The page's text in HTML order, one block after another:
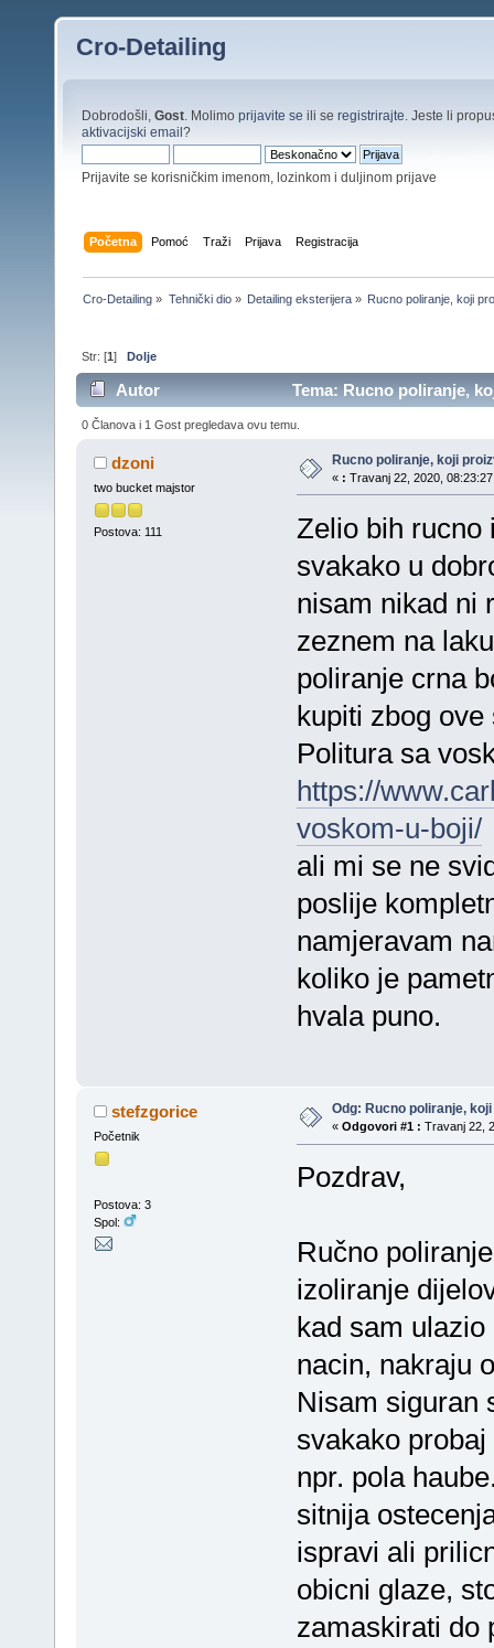
Cro-Detailing
Dobrodošli, Gost . Molimo prijavite se ili se registrirajte . Jeste li
aktivacijski email?
Prijavite se korisničkim imenom, lozinkom i duljinom prijave
Početna Pomoć Traži Prijava Registracija
Cro-Detailing » Tehnički dio» Detailing eksterijera» Rucno poliranje, koji
Str: [1]Dolje
Autor Tema: Rucno poliranje,
0 Članova i 1 Gost pregledava ovu temu.
dzoni
two bucket majstor
Postova: 111
Rucno poliranje, koji
« : Travanj 22, 2020,
Zelio bih rucno
svakako u
nisam nikad ni
zeznem na
poliranje crna
kupiti zbog
Politura sa
https://
voskom-u-boji/
ali mi se ne
poslije
namjeravam
koliko je
hvala puno.
stefzgorice
Početnik
Postova: 3
Spol:
Odg: Rucno poliranje,
« Odgovori #1 : Travanj 22,
Pozdrav,
Ručno
izoliranje
kad sam
nacin, nakraju
Nisam siguran
svakako
npr. pola
sitnija
ispravi ali
obicni glaze,
zamaskirati do